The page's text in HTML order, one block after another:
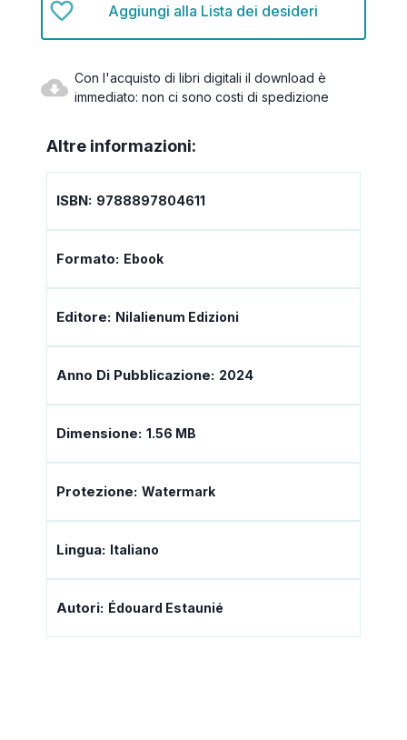
Aggiungi alla Lista dei desideri
Con l'acquisto di libri digitali il download è
immediato: non ci sono costi di spedizione
Altre informazioni:
ISBN: 9788897804611
Formato: Ebook
Editore: Nilalienum Edizioni
Anno Di Pubblicazione: 2024
Dimensione: 1.56 MB
Protezione: Watermark
Lingua: Italiano
Autori: Édouard Estaunié